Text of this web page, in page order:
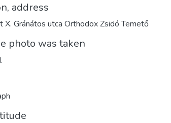
address
X. Gránátos utca Orthodox Zsidó Temető
photo was taken